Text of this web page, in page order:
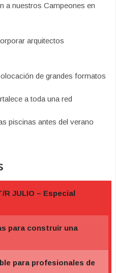
a nuestros Campeones en
arquitectos
de grandes formatos
a toda una red
piscinas antes del verano